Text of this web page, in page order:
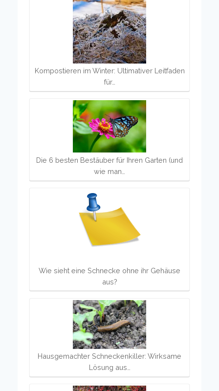
Kompostieren im Winter: Ultimativer Leitfaden
für…
Die 6 besten Bestäuber für Ihren Garten (und
wie man…
Wie sieht eine Schnecke ohne ihr Gehäuse
aus?
Hausgemachter Schneckenkiller: Wirksame
Lösung aus…